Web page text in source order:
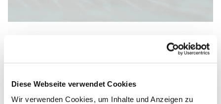
Diese Webseite verwendet Cookies
Wir verwenden Cookies, um Inhalte und Anzeigen zu
11:00 Uhr